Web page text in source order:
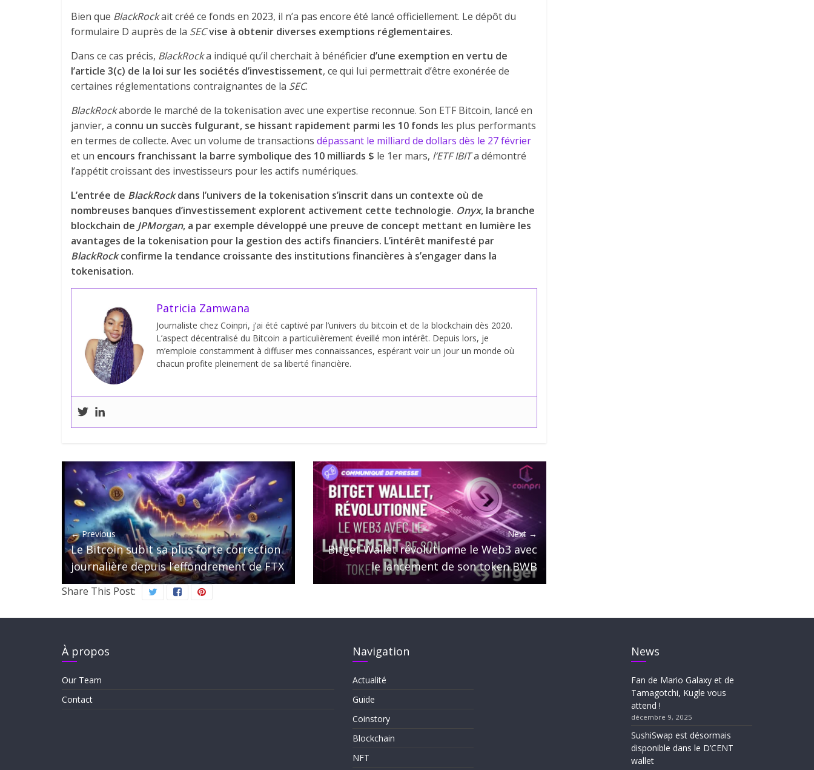
Bien que BlackRockait créé ce fonds en 2023, il n’a pas encore été lancé officiellement. Le dépôt du
formulaire D auprès de la SECvise à obtenir diverses exemptions réglementaires.
Dans ce cas précis, BlackRocka indiqué qu’il cherchait à bénéficier d’une exemption en vertu de
l’article 3(c) de la loi sur les sociétés d’investissement, ce qui lui permettrait d’être exonérée de
certaines réglementations contraignantes de la SEC.
BlackRockaborde le marché de la tokenisation avec une expertise reconnue. Son ETF Bitcoin, lancé en
janvier, a connu un succès fulgurant, se hissant rapidement parmi les 10 fonds les plus performants
en termes de collecte. Avec un volume de transactions dépassant le milliard de dollars dès le 27 février
et un encours franchissant la barre symbolique des 10 milliards $ le 1er mars, l’ETF IBITa démontré
l’appétit croissant des investisseurs pour les actifs numériques.
L’entrée de BlackRockdans l’univers de la tokenisation s’inscrit dans un contexte où de
nombreuses banques d’investissement explorent activement cette technologie. Onyx, la branche
blockchain de JPMorgan, a par exemple développé une preuve de concept mettant en lumière les
avantages de la tokenisation pour la gestion des actifs financiers. L’intérêt manifesté par
BlackRockconfirme la tendance croissante des institutions financières à s’engager dans la
tokenisation.
Patricia Zamwana
Journaliste chez Coinpri, j’ai été captivé par l’univers du bitcoin et de la blockchain dès 2020.
L’aspect décentralisé du Bitcoin a particulièrement éveillé mon intérêt. Depuis lors, je
m’emploie constamment à diffuser mes connaissances, espérant voir un jour un monde où
chacun profite pleinement de sa liberté financière.
← Previous
Le Bitcoin subit sa plus forte correction
journalière depuis l’effondrement de FTX
Next →
Bitget Wallet révolutionne le Web3 avec
le lancement de son token BWB
Share This Post:
À propos
Our Team
Contact
Navigation
Actualité
Guide
Coinstory
Blockchain
NFT
News
Fan de Mario Galaxy et de
Tamagotchi, Kugle vous
attend !
décembre 9, 2025
SushiSwap est désormais
disponible dans le D’CENT
wallet